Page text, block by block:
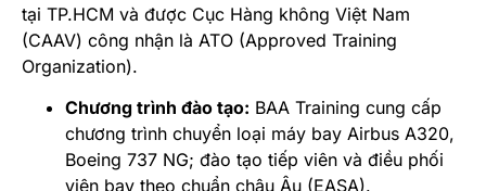
tại TP.HCM và được Cục Hàng không Việt Nam
(CAAV) công nhận là ATO (Approved Training
Organization).
Chương trình đào tạo: BAA Training cung cấp
chương trình chuyển loại máy bay Airbus A320,
Boeing 737 NG; đào tạo tiếp viên và điều phối
viên bay theo chuẩn châu Âu (EASA).